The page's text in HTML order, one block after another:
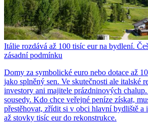
Itálie rozdává až 100 tisíc eur na bydlení.
zásadní podmínku
Domy za symbolické euro nebo dotace až
jako splněný sen. Ve skutečnosti ale italské
investory ani majitele prázdninových
sousedy. Kdo chce veřejné peníze získat,
přestěhovat, zřídit si v obci hlavní bydliště a
až stovky tisíc eur do rekonstrukce.